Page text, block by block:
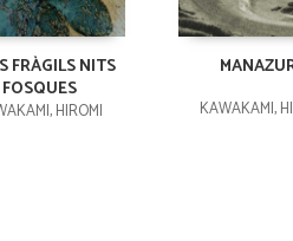
FRÀGILS NITS
FOSQUES
HIROMI KAWAKAMI,